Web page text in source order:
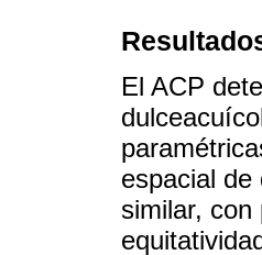
El ACP
espacial de
similar, con